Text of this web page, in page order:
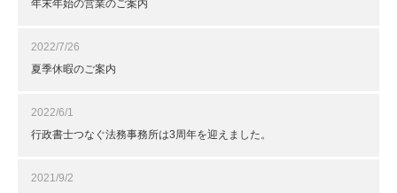
年末年始の営業のご案内
2022/7/26
夏季休暇のご案内
2022/6/1
行政書士つなぐ法務事務所は3周年を迎えました。
2021/9/2